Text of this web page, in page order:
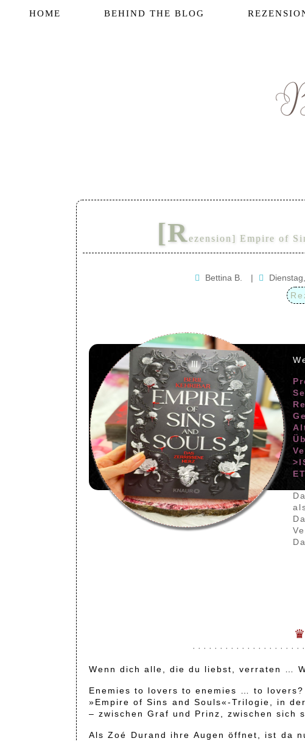
HOME BEHIND THE BLOG
[Rezension] Empire of
Bettina B. |
♛
· · · · · · · · · · · · · · · · · · · ·
Wenn dich alle, die du liebst, verraten …
Enemies to lovers to enemies … to
»Empire of Sins and Souls«-Trilogie, in
– zwischen Graf und Prinz, zwischen sich
Als Zoé Durand ihre Augen öffnet, ist da